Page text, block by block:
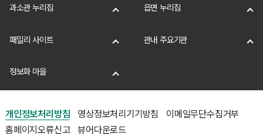
과소관 누리집 읍면 누리집
패밀리 사이트 관내 주요기관
정보화 마을
개인정보처리방침 영상정보처리기기방침
이메일무단수집거부
홈페이지오류신고
뷰어다운로드